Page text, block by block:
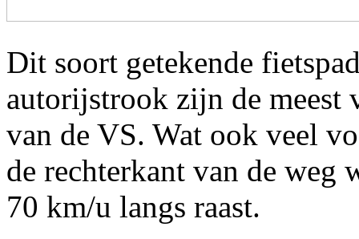
Dit soort getekende
autorijstrook zijn de meest
van de VS. Wat ook veel
de rechterkant van de weg
70 km/u langs raast.